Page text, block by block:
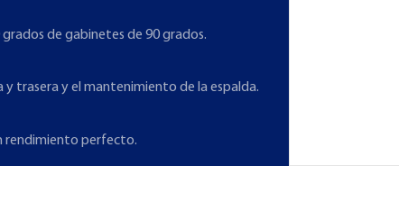
de gabinetes de 90 grados.
trasera y el mantenimiento de la espalda.
rendimiento perfecto.